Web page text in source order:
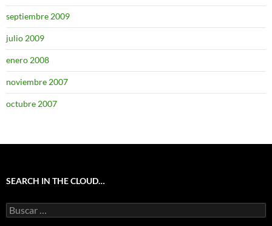
septiembre 2009
julio 2009
enero 2008
noviembre 2007
octubre 2007
SEARCH IN THE CLOUD…
Buscar: